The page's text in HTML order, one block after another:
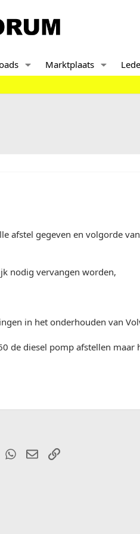
Marktplaats
afstel gegeven en volgorde
nodig vervangen worden,
in het onderhouden van
de diesel pomp afstellen maar
Tumblr WhatsApp
E-mailLink